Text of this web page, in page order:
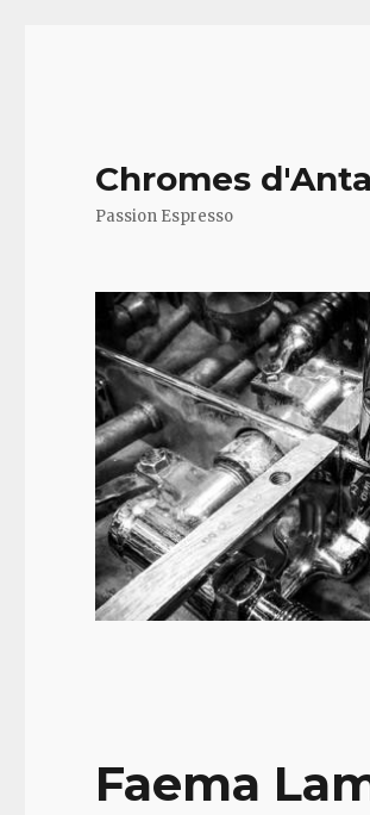
Chromes
Passion Espresso
Faema